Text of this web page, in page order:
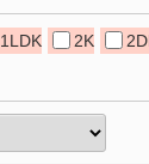
1LDK 2K